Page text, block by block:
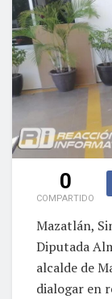
0
COMPARTIDO
Mazatlán,
Diputada
alcalde de
dialogar en